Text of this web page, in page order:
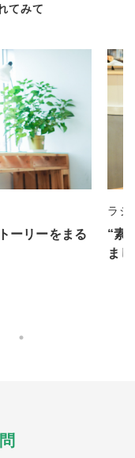
てみて
ーリーをまる
ラジ
“素
ま